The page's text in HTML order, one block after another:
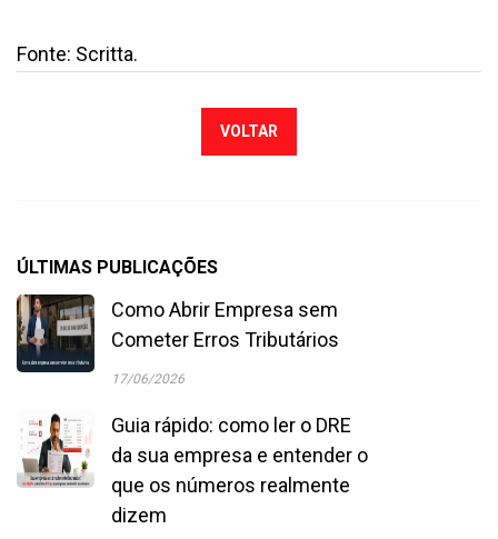
Fonte: Scritta.
VOLTAR
ÚLTIMAS PUBLICAÇÕES
Como Abrir Empresa sem
Cometer Erros Tributários
17/06/2026
Guia rápido: como ler o DRE
da sua empresa e entender o
que os números realmente
dizem